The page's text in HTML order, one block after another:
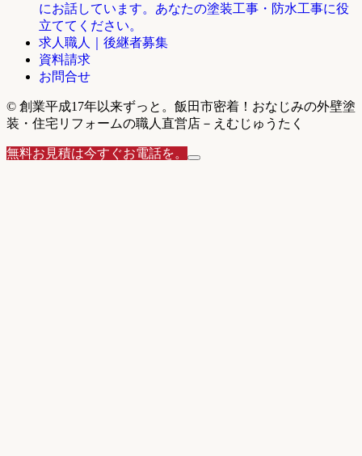
にお話しています。あなたの塗装工事・防水工事に役
立ててください。
求人職人｜後継者募集
資料請求
お問合せ
© 創業平成17年以来ずっと。飯田市密着！おなじみの外壁塗
装・住宅リフォームの職人直営店－えむじゅうたく
無料お見積は今すぐお電話を。